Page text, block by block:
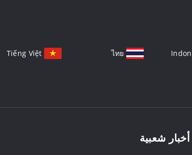
ไทย
Tiếng Việt
أخبار شعبية